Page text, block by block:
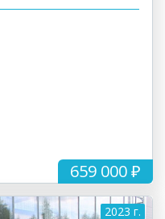
659 000 ₽
2023 г.